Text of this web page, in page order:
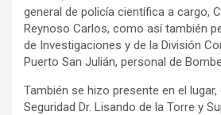
general de policía científica a cargo,
Reynoso Carlos, como así también
de Investigaciones y de la División
Puerto San Julián, personal de
También se hizo presente en el
Seguridad Dr. Lisando de la Torre y